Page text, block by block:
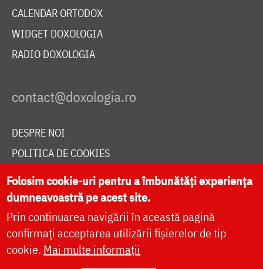
CALENDAR ORTODOX
WIDGET DOXOLOGIA
RADIO DOXOLOGIA
DESPRE NOI
POLITICA DE COOKIES
DONEAZĂ ONLINE PENTRU CATEDRALA NAȚIONALĂ
LIVE
Folosim cookie-uri pentru a îmbunătăți experiența
dumneavoastră pe acest site.
Prin continuarea navigării în această pagină
confirmați acceptarea utilizării fișierelor de tip
cookie. Mai multe informații